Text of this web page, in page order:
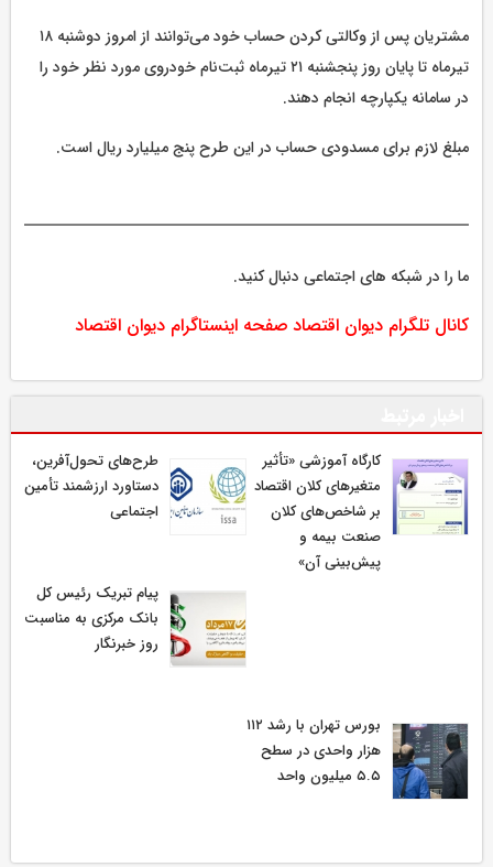
مشتریان پس از وکالتی کردن حساب خود می‌توانند از امروز دوشنبه ۱۸
تیرماه تا پایان روز پنجشنبه ۲۱ تیرماه ثبت‌نام خودروی مورد نظر خود را
در سامانه یکپارچه انجام دهند.
مبلغ لازم برای مسدودی حساب در این طرح پنج میلیارد ریال است.
ما را در شبکه های اجتماعی دنبال کنید.
کانال تلگرام دیوان اقتصاد صفحه اینستاگرام دیوان اقتصاد
كارگاه آموزشی «تأثیر
متغیرهای كلان اقتصاد
بر شاخص‌های كلان
صنعت بیمه و
پیش‌بینی آن»
طرح‌های تحول‌آفرین،
دستاورد ارزشمند تأمین
اجتماعی
پیام تبریک رئیس کل
بانک مرکزی به مناسبت
روز خبرنگار
بورس تهران با رشد ۱۱۲
هزار واحدی در سطح
۵.۵ میلیون واحد